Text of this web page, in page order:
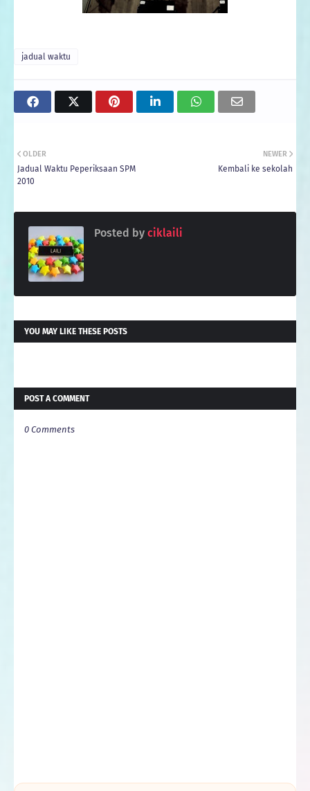
jadual waktu
NEWER
Kembali ke sekolah
OLDER
Jadual Waktu Peperiksaan SPM
2010
Posted by ciklaili
YOU MAY LIKE THESE POSTS
POST A COMMENT
0 Comments